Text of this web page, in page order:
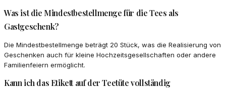
Was ist die Mindestbestellmenge für die Tees als
Gastgeschenk?
Die Mindestbestellmenge beträgt 20 Stück, was die Realisierung von
Geschenken auch für kleine Hochzeitsgesellschaften oder andere
Familienfeiern ermöglicht.
Kann ich das Etikett auf der Teetüte vollständig